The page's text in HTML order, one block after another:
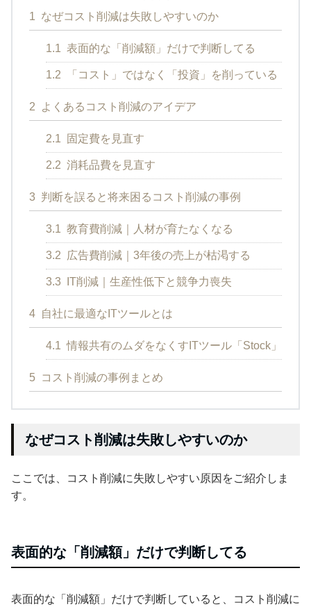
1 なぜコスト削減は失敗しやすいのか
1.1 表面的な「削減額」だけで判断してる
1.2 「コスト」ではなく「投資」を削っている
2 よくあるコスト削減のアイデア
2.1 固定費を見直す
2.2 消耗品費を見直す
3 判断を誤ると将来困るコスト削減の事例
3.1 教育費削減｜人材が育たなくなる
3.2 広告費削減｜3年後の売上が枯渇する
3.3 IT削減｜生産性低下と競争力喪失
4 自社に最適なITツールとは
4.1 情報共有のムダをなくすITツール「Stock」
5 コスト削減の事例まとめ
なぜコスト削減は失敗しやすいのか
ここでは、コスト削減に失敗しやすい原因をご紹介しま
す。
表面的な「削減額」だけで判断してる
表面的な「削減額」だけで判断していると、コスト削減に